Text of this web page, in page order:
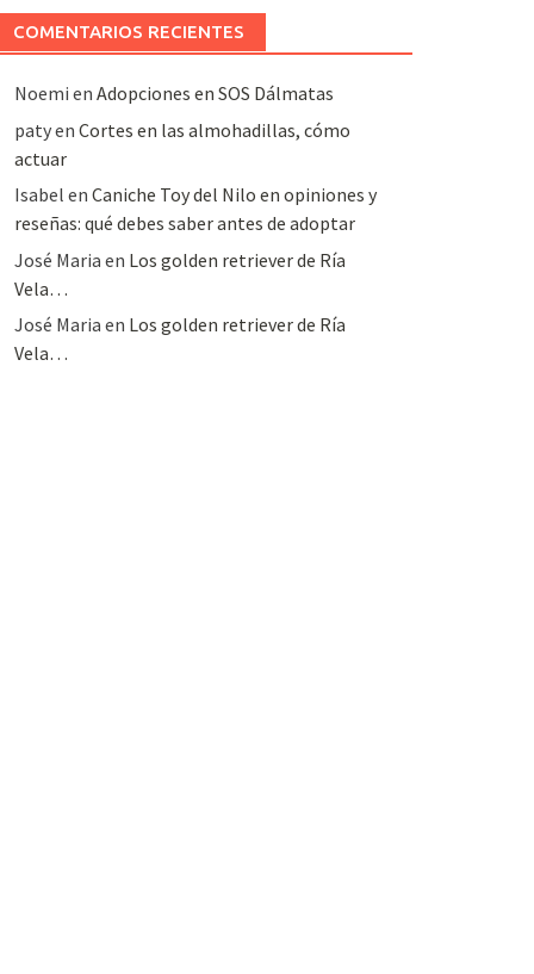
COMENTARIOS RECIENTES
Noemi en Adopciones en SOS Dálmatas
patyen Cortes en las almohadillas, cómo
actuar
Isabel en Caniche Toy del Nilo en opiniones y
reseñas: qué debes saber antes de adoptar
José Maria en Los golden retriever de Ría
Vela…
José Maria en Los golden retriever de Ría
Vela…